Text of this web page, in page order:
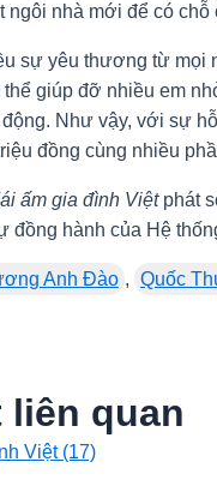
ngôi nhà mới để có
sự yêu thương từ mọi
thể giúp đỡ nhiều em
Như vậy, với sự
đồng cùng nhiều
ấm gia đình Việtphát
đồng hành của Hệ
Anh Đào , Quốc
liên quan